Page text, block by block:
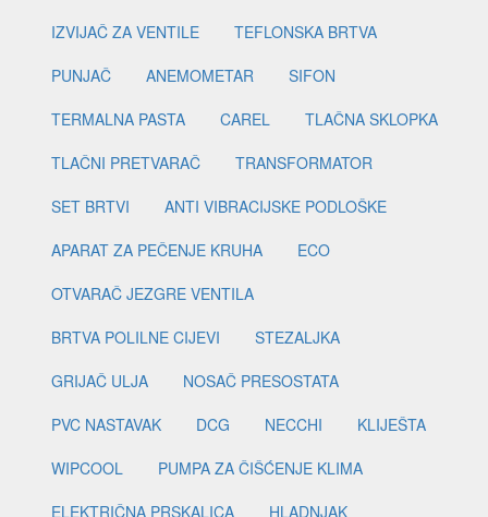
IZVIJAČ ZA VENTILE
TEFLONSKA BRTVA
PUNJAČ
ANEMOMETAR
SIFON
TERMALNA PASTA
CAREL
TLAČNA SKLOPKA
TLAČNI PRETVARAČ
TRANSFORMATOR
SET BRTVI
ANTI VIBRACIJSKE PODLOŠKE
APARAT ZA PEČENJE KRUHA
ECO
OTVARAČ JEZGRE VENTILA
BRTVA POLILNE CIJEVI
STEZALJKA
GRIJAČ ULJA
NOSAČ PRESOSTATA
PVC NASTAVAK
DCG NECCHI
KLIJEŠTA
WIPCOOL
PUMPA ZA ČIŠĆENJE KLIMA
ELEKTRIČNA PRSKALICA
HLADNJAK